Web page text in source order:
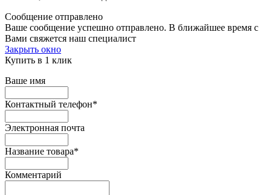
Сообщение отправлено
Ваше сообщение успешно отправлено. В ближайшее время с
Вами свяжется наш специалист
Закрыть окно
Купить в 1 клик
Ваше имя
Контактный телефон*
Электронная почта
Название товара*
Комментарий